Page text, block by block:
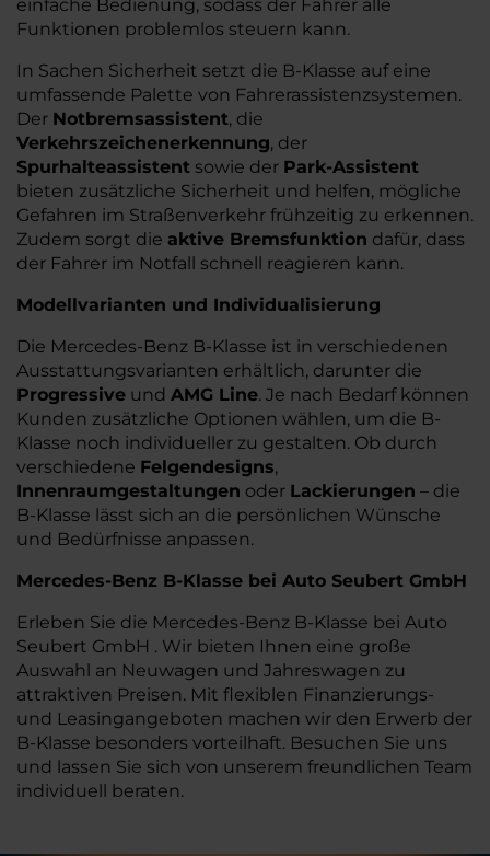
einfache Bedienung, sodass der Fahrer alle
Funktionen problemlos steuern kann.
In Sachen Sicherheit setzt die B-Klasse auf eine
umfassende Palette von Fahrerassistenzsystemen.
Der Notbremsassistent, die
Verkehrszeichenerkennung, der
Spurhalteassistent sowie der Park-Assistent
bieten zusätzliche Sicherheit und helfen, mögliche
Gefahren im Straßenverkehr frühzeitig zu erkennen.
Zudem sorgt die aktive Bremsfunktion dafür, dass
der Fahrer im Notfall schnell reagieren kann.
Modellvarianten und Individualisierung
Die Mercedes-Benz B-Klasse ist in verschiedenen
Ausstattungsvarianten erhältlich, darunter die
Progressive und AMG Line. Je nach Bedarf können
Kunden zusätzliche Optionen wählen, um die B-
Klasse noch individueller zu gestalten. Ob durch
verschiedene Felgendesigns,
Innenraumgestaltungen oder Lackierungen – die
B-Klasse lässt sich an die persönlichen Wünsche
und Bedürfnisse anpassen.
Mercedes-Benz B-Klasse bei Auto Seubert GmbH
Erleben Sie die Mercedes-Benz B-Klasse bei Auto
Seubert GmbH . Wir bieten Ihnen eine große
Auswahl an Neuwagen und Jahreswagen zu
attraktiven Preisen. Mit flexiblen Finanzierungs-
und Leasingangeboten machen wir den Erwerb der
B-Klasse besonders vorteilhaft. Besuchen Sie uns
und lassen Sie sich von unserem freundlichen Team
individuell beraten.